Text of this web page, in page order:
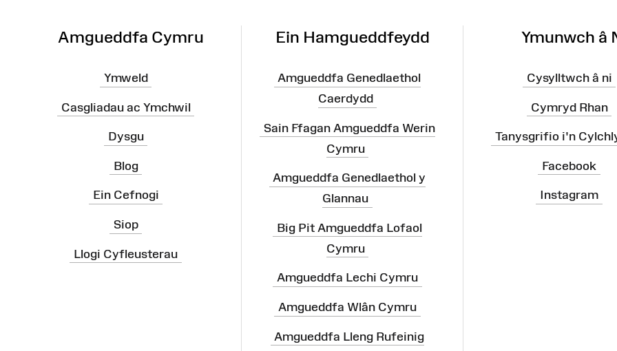
Amgueddfa Cymru
Ymweld
Casgliadau ac Ymchwil
Dysgu
Blog
Ein Cefnogi
Siop
Llogi Cyfleusterau
Ein Hamgueddfeydd
Amgueddfa Genedlaethol
Caerdydd
Sain Ffagan Amgueddfa Werin
Cymru
Amgueddfa Genedlaethol y
Glannau
Big Pit Amgueddfa Lofaol
Cymru
Amgueddfa Lechi Cymru
Amgueddfa Wlân Cymru
Amgueddfa Lleng Rufeinig
Ymunwch â
Cysylltwch â ni
Cymryd Rhan
Tanysgrifio i'n
Facebook
Instagram